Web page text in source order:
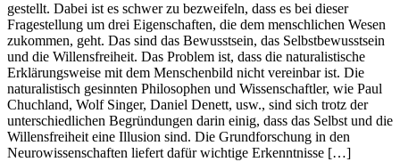
gestellt. Dabei ist es schwer zu bezweifeln, dass es bei dieser
Fragestellung um drei Eigenschaften, die dem menschlichen Wesen
zukommen, geht. Das sind das Bewusstsein, das Selbstbewusstsein
und die Willensfreiheit. Das Problem ist, dass die naturalistische
Erklärungsweise mit dem Menschenbild nicht vereinbar ist. Die
naturalistisch gesinnten Philosophen und Wissenschaftler, wie Paul
Chuchland, Wolf Singer, Daniel Denett, usw., sind sich trotz der
unterschiedlichen Begründungen darin einig, dass das Selbst und die
Willensfreiheit eine Illusion sind. Die Grundforschung in den
Neurowissenschaften liefert dafür wichtige Erkenntnisse […]